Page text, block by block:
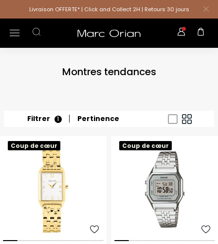
Livraison OFFERTE* | Click and Collect 2H | Retours 30 jours
Montres tendances
Filtrer 1 Pertinence
Coup de cœur Coup de cœur